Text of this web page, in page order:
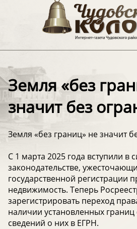
Земля «без
значит без
Земля «без границ» не значит
С 1 марта 2025 года вступили в
законодательстве,
государственной регистрации
недвижимость. Теперь
зарегистрировать переход
наличии установленных границ
сведений о них в ЕГРН.